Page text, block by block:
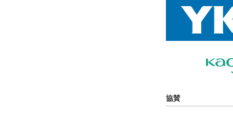
協賛